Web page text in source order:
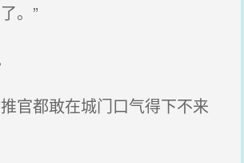
。”
官都敢在城门口气得下不来